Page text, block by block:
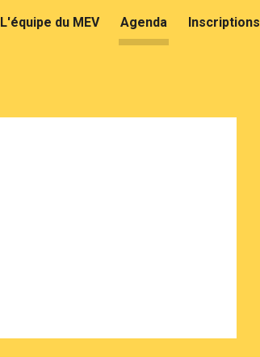
Skip to navigation
L'équipe du MEV Agenda Inscriptions